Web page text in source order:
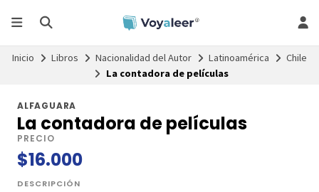
Inicio Libros Nacionalidad del Autor Latinoamérica
Chile
La contadora de películas
ALFAGUARA
La contadora de películas
PRECIO
$16.000
DESCRIPCIÓN